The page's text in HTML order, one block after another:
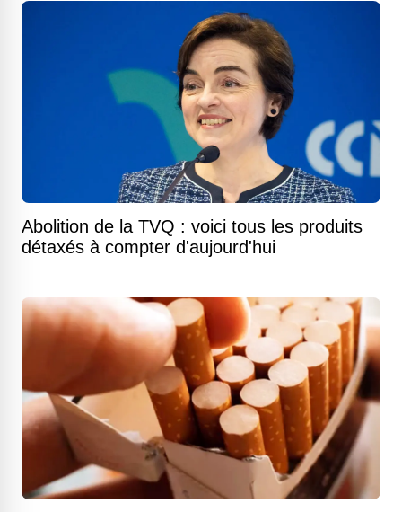
Abolition de la TVQ : voici tous les produits
détaxés à compter d'aujourd'hui